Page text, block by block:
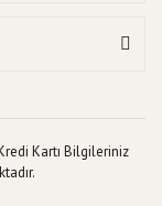
Kartı Bilgileriniz